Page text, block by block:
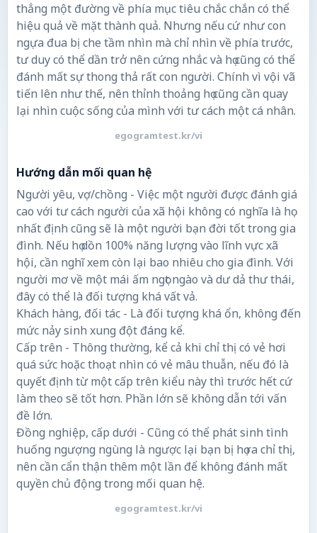
thẳng một đường về phía mục tiêu chắc chắn có thể
hiệu quả về mặt thành quả. Nhưng nếu cứ như con
ngựa đua bị che tầm nhìn mà chỉ nhìn về phía trước,
tư duy có thể dần trở nên cứng nhắc và họ cũng có thể
đánh mất sự thong thả rất con người. Chính vì vội vã
tiến lên như thế, nên thỉnh thoảng họ cũng cần quay
lại nhìn cuộc sống của mình với tư cách một cá nhân.
egogramtest.kr/vi
Hướng dẫn mối quan hệ
Người yêu, vợ/chồng - Việc một người được đánh giá
cao với tư cách người của xã hội không có nghĩa là họ
nhất định cũng sẽ là một người bạn đời tốt trong gia
đình. Nếu họ dồn 100% năng lượng vào lĩnh vực xã
hội, cần nghĩ xem còn lại bao nhiêu cho gia đình. Với
người mơ về một mái ấm ngọt ngào và dư dả thư thái,
đây có thể là đối tượng khá vất vả.
Khách hàng, đối tác - Là đối tượng khá ổn, không đến
mức nảy sinh xung đột đáng kể.
Cấp trên - Thông thường, kể cả khi chỉ thị có vẻ hơi
quá sức hoặc thoạt nhìn có vẻ mâu thuẫn, nếu đó là
quyết định từ một cấp trên kiểu này thì trước hết cứ
làm theo sẽ tốt hơn. Phần lớn sẽ không dẫn tới vấn
đề lớn.
Đồng nghiệp, cấp dưới - Cũng có thể phát sinh tình
huống ngượng ngùng là ngược lại bạn bị họ ra chỉ thị,
nên cần cẩn thận thêm một lần để không đánh mất
quyền chủ động trong mối quan hệ.
egogramtest.kr/vi